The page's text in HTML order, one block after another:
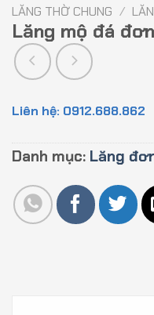
LĂNG THỜ CHUNG /
Lăng mộ đá
Liên hệ: 0912.688.862
Danh mục: Lăng